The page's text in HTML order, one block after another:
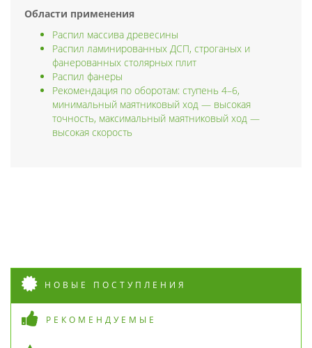
Области применения
Распил массива древесины
Распил ламинированных ДСП, строганых и
фанерованных столярных плит
Распил фанеры
Рекомендация по оборотам: ступень 4–6,
минимальный маятниковый ход — высокая
точность, максимальный маятниковый ход —
высокая скорость
НОВЫЕ ПОСТУПЛЕНИЯ
РЕКОМЕНДУЕМЫЕ